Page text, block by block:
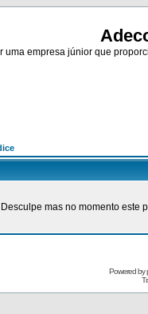
uma empresa júnior que
Desculpe mas no momento este
Powered by